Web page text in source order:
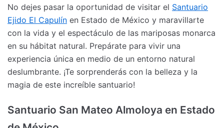
No dejes pasar la oportunidad de visitar el Santuario
Ejido El Capulín en Estado de México y maravillarte
con la vida y el espectáculo de las mariposas monarca
en su hábitat natural. Prepárate para vivir una
experiencia única en medio de un entorno natural
deslumbrante. ¡Te sorprenderás con la belleza y la
magia de este increíble santuario!
Santuario San Mateo Almoloya en Estado